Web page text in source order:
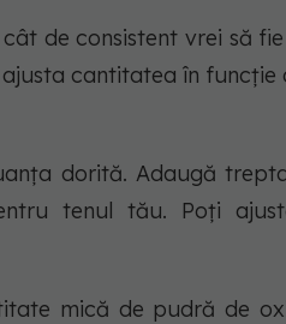
de consistent vrei să
cantitatea în funcție
dorită. Adaugă
tenul tău. Poți
mică de pudră de